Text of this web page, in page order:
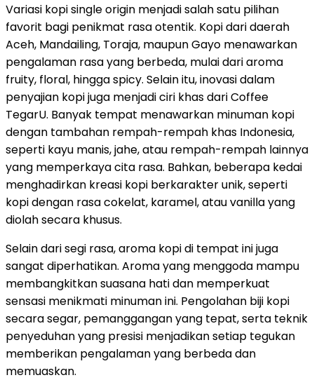
Variasi kopi single origin menjadi salah satu pilihan
favorit bagi penikmat rasa otentik. Kopi dari daerah
Aceh, Mandailing, Toraja, maupun Gayo menawarkan
pengalaman rasa yang berbeda, mulai dari aroma
fruity, floral, hingga spicy. Selain itu, inovasi dalam
penyajian kopi juga menjadi ciri khas dari Coffee
TegarU. Banyak tempat menawarkan minuman kopi
dengan tambahan rempah-rempah khas Indonesia,
seperti kayu manis, jahe, atau rempah-rempah lainnya
yang memperkaya cita rasa. Bahkan, beberapa kedai
menghadirkan kreasi kopi berkarakter unik, seperti
kopi dengan rasa cokelat, karamel, atau vanilla yang
diolah secara khusus.
Selain dari segi rasa, aroma kopi di tempat ini juga
sangat diperhatikan. Aroma yang menggoda mampu
membangkitkan suasana hati dan memperkuat
sensasi menikmati minuman ini. Pengolahan biji kopi
secara segar, pemanggangan yang tepat, serta teknik
penyeduhan yang presisi menjadikan setiap tegukan
memberikan pengalaman yang berbeda dan
memuaskan.